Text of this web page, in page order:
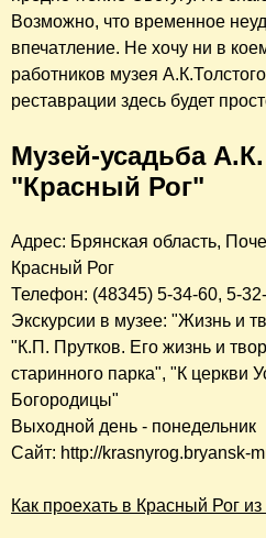
Возможно, что временное
впечатление. Не хочу ни в
работников музея
реставрации здесь будет
Музей-усадьба
"Красный Рог"
Адрес: Брянская область,
Красный Рог
Телефон: (48345) 5-34-60, 5-
Экскурсии в музее: "Жизнь и
"К.П. Прутков. Его жизнь и
старинного парка", "К церкви
Богородицы"
Выходной день - понедельник
Сайт: http://krasnyrog.bryansk-
Как проехать в Красный Рог